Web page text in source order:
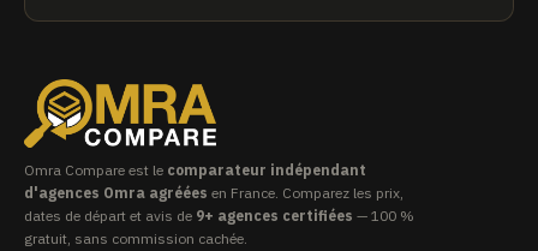
Omra Compare est le comparateur indépendant
d'agences Omra agréées en France. Comparez les prix,
dates de départ et avis de 9+ agences certifiées — 100 %
gratuit, sans commission cachée.